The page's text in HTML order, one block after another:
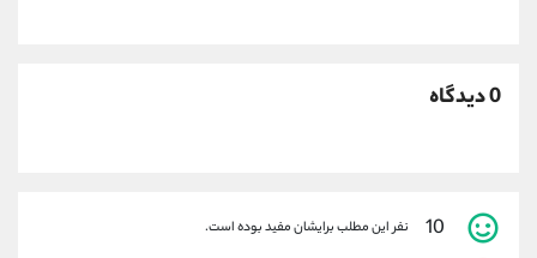
0 دیدگاه
10 نفر این مطلب برایشان مفید بوده است.